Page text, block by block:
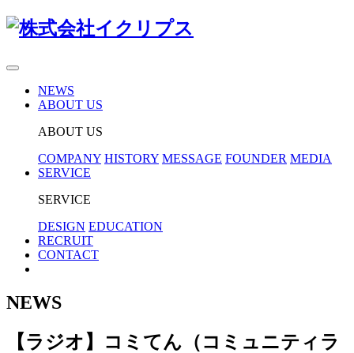
Skip to content
NEWS
ABOUT US
ABOUT US
COMPANY HISTORY MESSAGE FOUNDER MEDIA
SERVICE
SERVICE
DESIGN EDUCATION
RECRUIT
CONTACT
NEWS
【ラジオ】コミてん（コミュニティラ